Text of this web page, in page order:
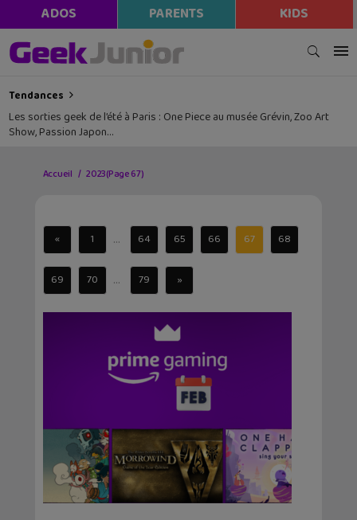
ADOS PARENTS KIDS
Tendances
Les sorties geek de l’été à Paris : One Piece au musée Grévin, Zoo Art
Show, Passion Japon…
Accueil 2023(Page 67)
« 1 ... 64 65 66 67 68
69 70 ... 79 »